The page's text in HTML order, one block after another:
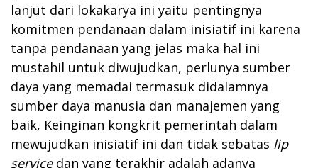
lanjut dari lokakarya ini yaitu pentingnya
komitmen pendanaan dalam inisiatif ini karena
tanpa pendanaan yang jelas maka hal ini
mustahil untuk diwujudkan, perlunya sumber
daya yang memadai termasuk didalamnya
sumber daya manusia dan manajemen yang
baik, Keinginan kongkrit pemerintah dalam
mewujudkan inisiatif ini dan tidak sebatas lip
servicedan yang terakhir adalah adanya